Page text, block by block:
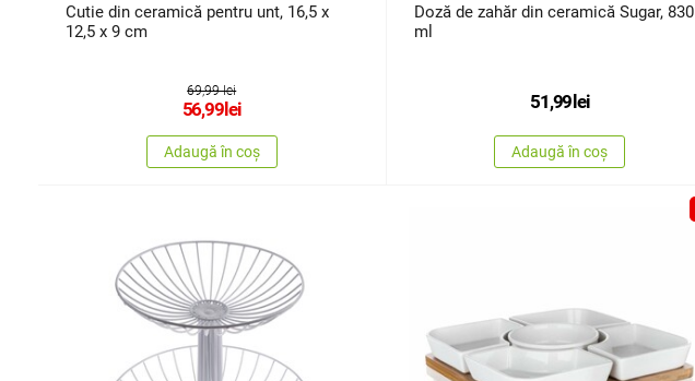
Cutie din ceramică pentru unt, 16,5 x
12,5 x 9 cm
69,99 lei
56,99 lei
Adaugă în coș
Doză de zahăr din ceramică Sugar, 830
ml
51,99 lei
Adaugă în coș